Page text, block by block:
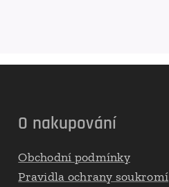
O nakupování
Obchodní podmínky
Pravidla ochrany soukromí